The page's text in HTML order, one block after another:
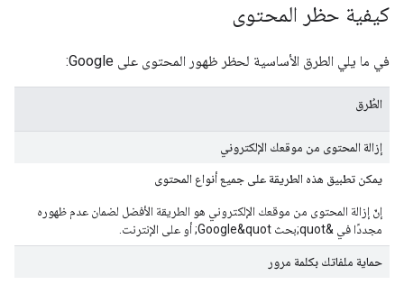
كيفية حظر المحتوى
في ما يلي الطرق الأساسية لحظر ظهور المحتوى على Google:
الطُرق
إزالة المحتوى من موقعك الإلكتروني
يمكن تطبيق هذه الطريقة على جميع أنواع المحتوى
إنّ إزالة المحتوى من موقعك الإلكتروني هو الطريقة الأفضل لضمان عدم ظهوره
مجددًا في &quot;بحث Google&quot; أو على الإنترنت.
حماية ملفاتك بكلمة مرور